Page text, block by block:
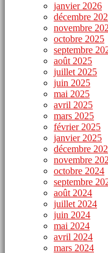
janvier 2026
décembre
novembre
octobre 2025
septembre
août 2025
juillet 2025
juin 2025
mai 2025
avril 2025
mars 2025
février 2025
janvier 2025
décembre
novembre
octobre 2024
septembre
août 2024
juillet 2024
juin 2024
mai 2024
avril 2024
mars 2024